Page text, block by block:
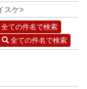
スケ>
全ての件名で検索
全ての件名で検索